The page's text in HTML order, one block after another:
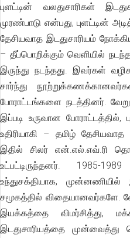
புளட்டின் வலதுசாரிகள்
முரண்பாடு என்பது, புளட்டின்
தேசியவாத இடதுசாரியம்
– தீப்பொறிக்கும் வெளியில்
இருந்து நடந்தது. இவர்கள்
சார்ந்து
போராட்டங்களை நடத்தினர்.
இப்படி உருவான போராட்டத்தில்,
உதிரியாகி – தமிழ்
இதில் சிலர் என்.எல்.எவ்.ரி
உட்பட்டிருந்தனர். 1985-
உந்துசக்தியாக, முன்னணியில்
சமூகத்தில் விதையானவர்களே.
இயக்கத்தை விமர்சித்து,
இடதுசாரியத்தை